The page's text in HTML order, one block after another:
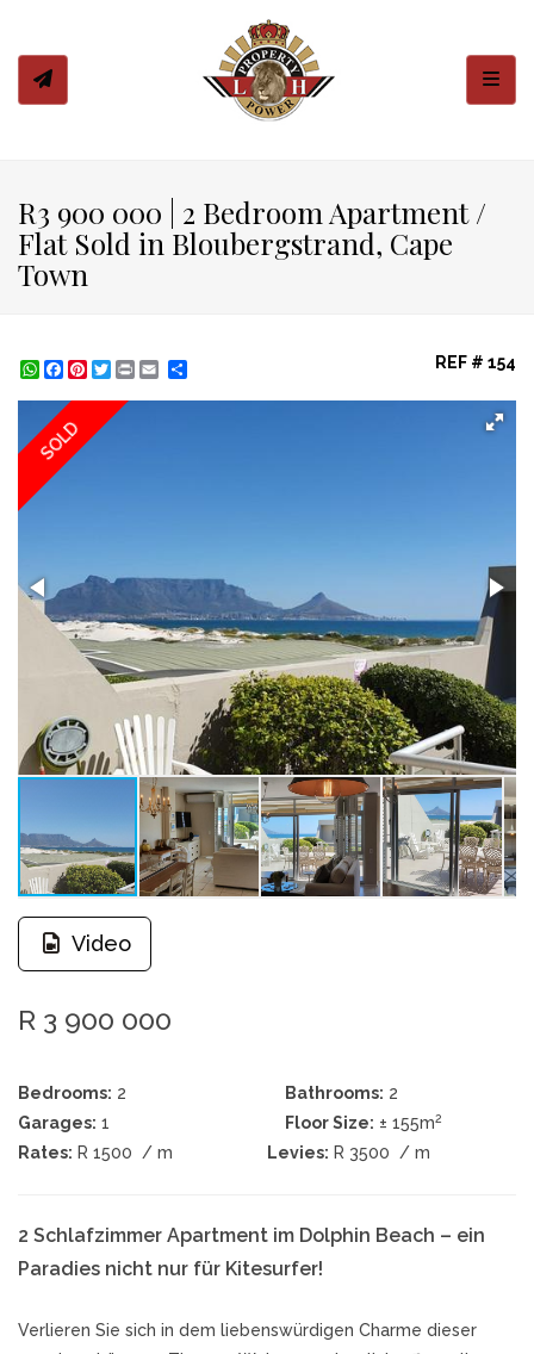
R3 900 000 | 2 Bedroom Apartment /
Flat Sold in Bloubergstrand, Cape
Town
WhatsApp
Facebook
Pinterest
Twitter
Print REF # 154
SOLD
Video
R 3 900 000
Bedrooms: 2 Bathrooms: 2
Garages: 1 Floor Size: ± 155m2
Rates: R 1500 / m Levies: R 3500 / m
2 Schlafzimmer Apartment im Dolphin Beach – ein
Paradies nicht nur für Kitesurfer!
Verlieren Sie sich in dem liebenswürdigen Charme dieser